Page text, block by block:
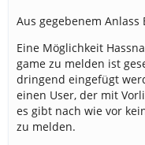
Aus gegebenem
Eine Möglichkeit
game zu melden ist
dringend eingefügt
einen User, der mit
es gibt nach wie vor
zu melden.